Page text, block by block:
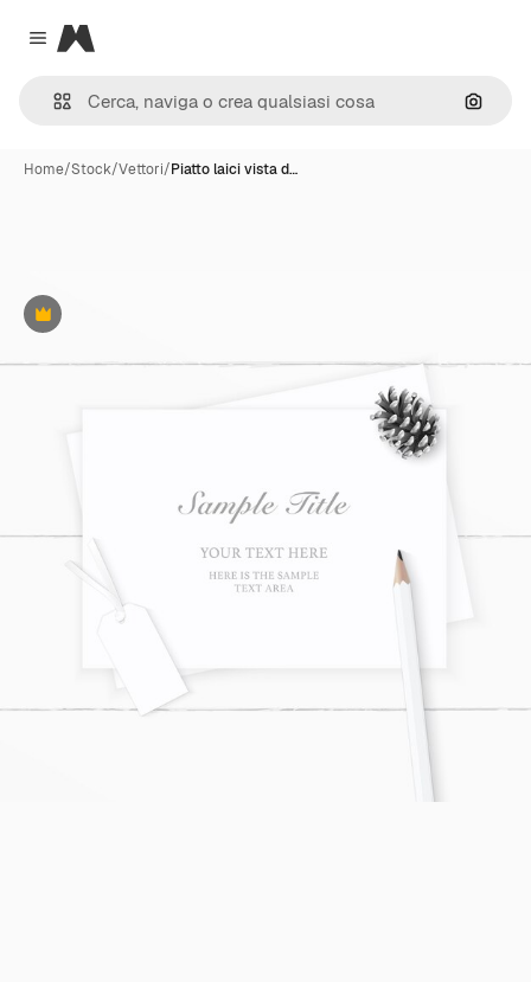
Close menu
Magnific
Cerca
Home/Stock/Vettori/Piatto laici vista d…
Premium